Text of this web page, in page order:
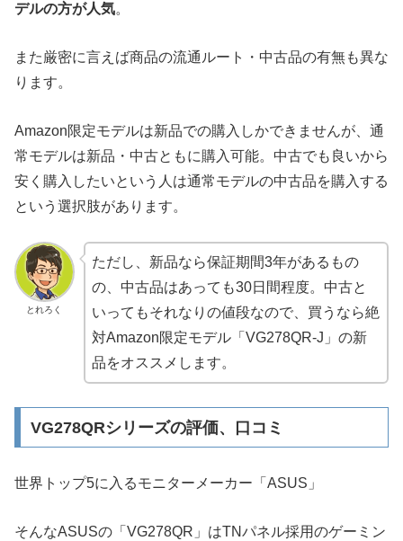
デルの方が人気。
また厳密に言えば商品の流通ルート・中古品の有無も異な
ります。
Amazon限定モデルは新品での購入しかできませんが、通
常モデルは新品・中古ともに購入可能。中古でも良いから
安く購入したいという人は通常モデルの中古品を購入する
という選択肢があります。
とれろく
ただし、新品なら保証期間3年があるもの
の、中古品はあっても30日間程度。中古と
いってもそれなりの値段なので、買うなら絶
対Amazon限定モデル「VG278QR-J」の新
品をオススメします。
VG278QRシリーズの評価、口コミ
世界トップ5に入るモニターメーカー「ASUS」
そんなASUSの「VG278QR」はTNパネル採用のゲーミン